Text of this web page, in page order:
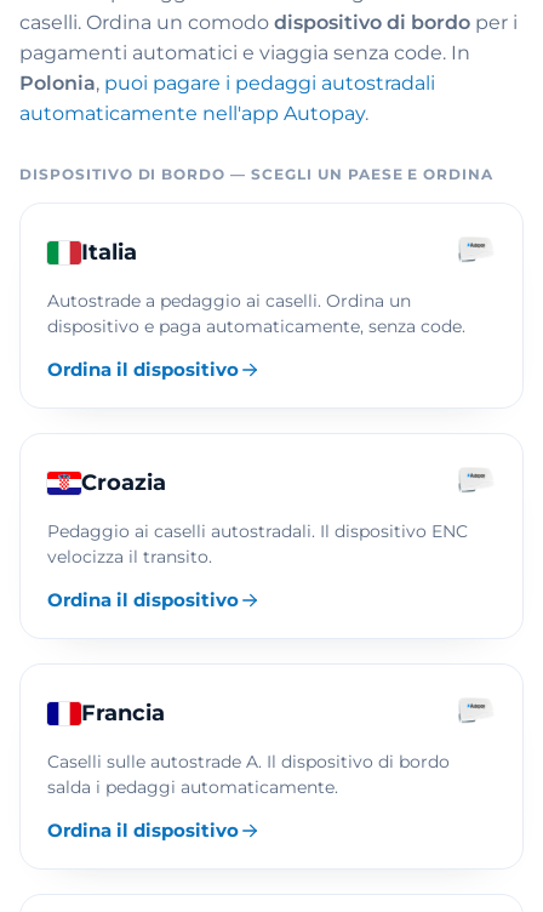
caselli. Ordina un comodo dispositivo di bordo per i
pagamenti automatici e viaggia senza code. In
Polonia, puoi pagare i pedaggi autostradali
automaticamente nell'app Autopay.
DISPOSITIVO DI BORDO — SCEGLI UN PAESE E ORDINA
Italia
Autostrade a pedaggio ai caselli. Ordina un
dispositivo e paga automaticamente, senza code.
Ordina il dispositivo
Croazia
Pedaggio ai caselli autostradali. Il dispositivo ENC
velocizza il transito.
Ordina il dispositivo
Francia
Caselli sulle autostrade A. Il dispositivo di bordo
salda i pedaggi automaticamente.
Ordina il dispositivo